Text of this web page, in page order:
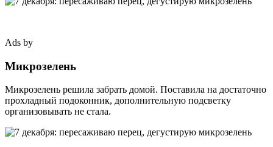
Ads by
Микрозелень
Микрозелень решила забрать домой. Поставила на достаточно
прохладный подоконник, дополнительную подсветку
организовывать не стала.